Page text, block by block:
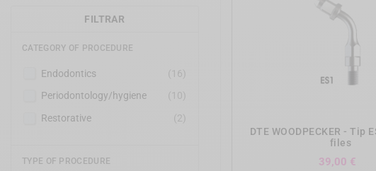
FILTRAR
CATEGORY OF PROCEDURE
Endodontics
(16)
Periodontology/hygiene
(10)
Restorative
(2)
TYPE OF PROCEDURE
DTE WOODPECKER - Tip
files
39,00 €